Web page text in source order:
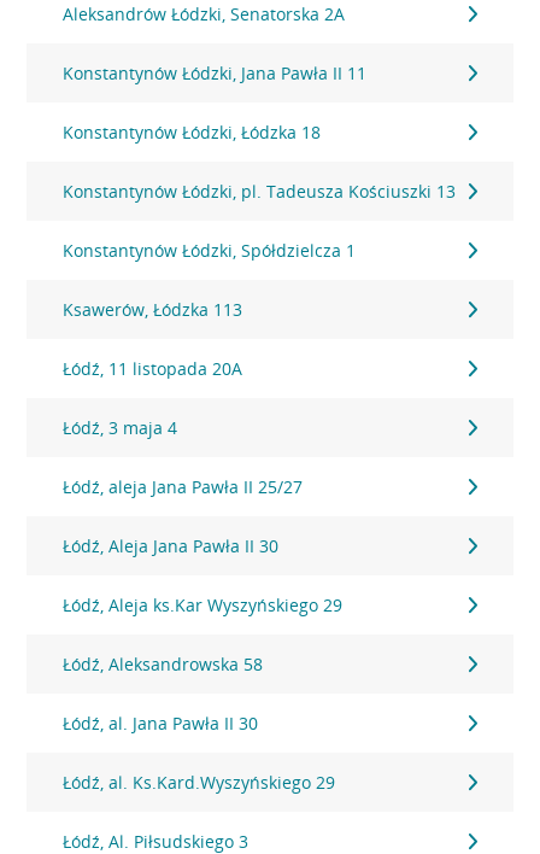
Aleksandrów Łódzki, Senatorska 2A
Konstantynów Łódzki, Jana Pawła II 11
Konstantynów Łódzki, Łódzka 18
Konstantynów Łódzki, pl. Tadeusza Kościuszki 13
Konstantynów Łódzki, Spółdzielcza 1
Ksawerów, Łódzka 113
Łódź, 11 listopada 20A
Łódź, 3 maja 4
Łódź, aleja Jana Pawła II 25/27
Łódź, Aleja Jana Pawła II 30
Łódź, Aleja ks.Kar Wyszyńskiego 29
Łódź, Aleksandrowska 58
Łódź, al. Jana Pawła II 30
Łódź, al. Ks.Kard.Wyszyńskiego 29
Łódź, Al. Piłsudskiego 3